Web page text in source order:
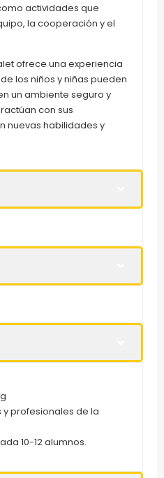
actividades que
la cooperación y el
ofrece una experiencia
los niños y niñas pueden
un ambiente seguro y
con sus
nuevas habilidades y
profesionales de la
10-12 alumnos.